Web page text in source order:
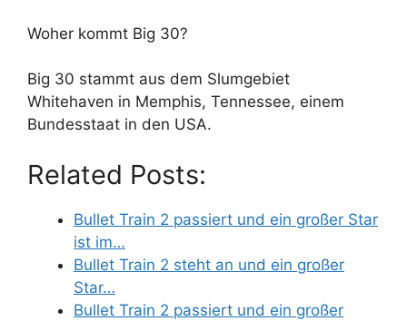
Woher kommt Big 30?
Big 30 stammt aus dem Slumgebiet
Whitehaven in Memphis, Tennessee, einem
Bundesstaat in den USA.
Related Posts:
Bullet Train 2 passiert und ein großer Star
ist im…
Bullet Train 2 steht an und ein großer
Star…
Bullet Train 2 passiert und ein großer